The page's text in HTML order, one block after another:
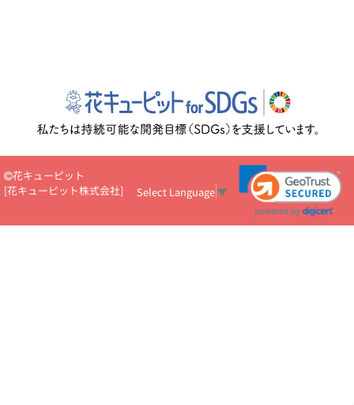
花キューピット
[花キューピット株式会社] Select Language▼